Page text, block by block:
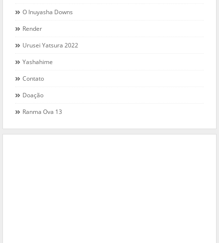
O Inuyasha Downs
Render
Urusei Yatsura 2022
Yashahime
Contato
Doação
Ranma Ova 13